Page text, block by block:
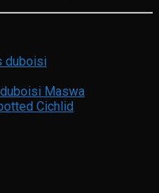
duboisi
Maswa
Cichlid